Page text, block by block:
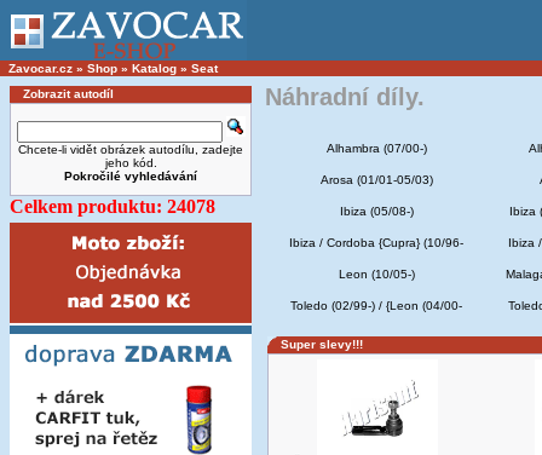
Zavocar.cz » Shop » Katalog » Seat
Zobrazit autodíl
Chcete-li vidět obrázek autodílu, zadejte
jeho kód.
Pokročilé vyhledávání
Celkem produktu: 24078
Náhradní díly.
Alhambra (07/00-)
Arosa (01/01-05/03)
Ibiza (05/08-) Ibiza
Ibiza / Cordoba {Cupra} (10/96- Ibiza
Leon (10/05-)
Toledo (02/99-) / {Leon (04/00-
Super slevy!!!